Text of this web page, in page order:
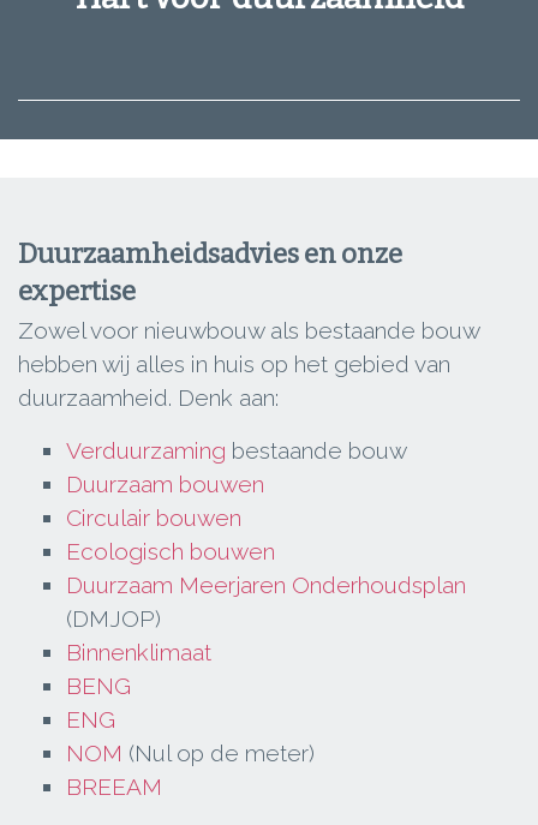
Duurzaamheidsadvies en onze
expertise
Zowel voor nieuwbouw als bestaande bouw
hebben wij alles in huis op het gebied van
duurzaamheid. Denk aan:
Verduurzaming bestaande bouw
Duurzaam bouwen
Circulair bouwen
Ecologisch bouwen
Duurzaam Meerjaren Onderhoudsplan
(DMJOP)
Binnenklimaat
BENG
ENG
NOM (Nul op de meter)
BREEAM